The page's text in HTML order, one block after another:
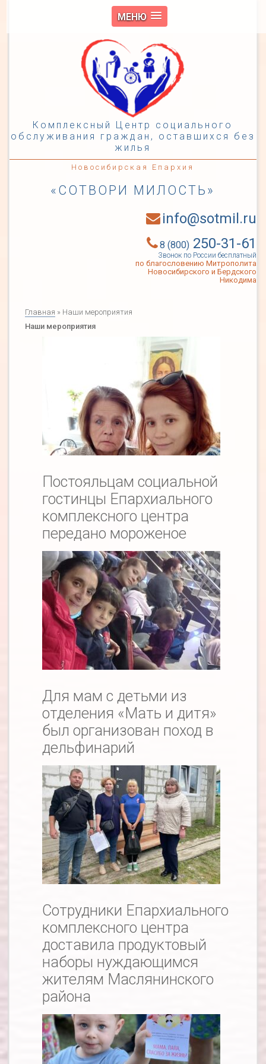
МЕНЮ
Комплексный Центр социального
обслуживания граждан, оставшихся без
жилья
Новосибирская Епархия
«СОТВОРИ МИЛОСТЬ»
info@sotmil.ru
8 (800)250-31-61
Звонок по России бесплатный
по благословению Митрополита
Новосибирского и Бердского
Никодима
Главная » Наши мероприятия
Наши мероприятия
Постояльцам социальной
гостинцы Епархиального
комплексного центра
передано мороженое
Для мам с детьми из
отделения «Мать и дитя»
был организован поход в
дельфинарий
Сотрудники Епархиального
комплексного центра
доставила продуктовый
наборы нуждающимся
жителям Маслянинского
района